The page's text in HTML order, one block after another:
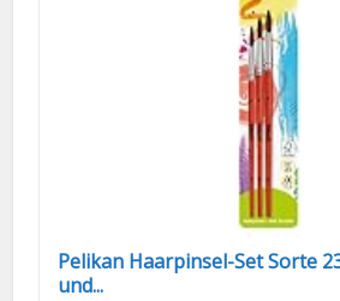
Pelikan Haarpinsel-Set Sorte
und...